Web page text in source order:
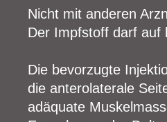
Nicht mit anderen
Der Impfstoff darf auf
Die bevorzugte
die anterolaterale
adäquate